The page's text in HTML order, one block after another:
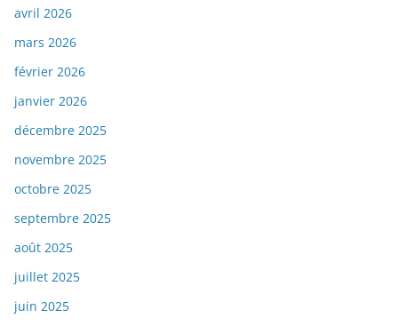
avril 2026
mars 2026
février 2026
janvier 2026
décembre 2025
novembre 2025
octobre 2025
septembre 2025
août 2025
juillet 2025
juin 2025